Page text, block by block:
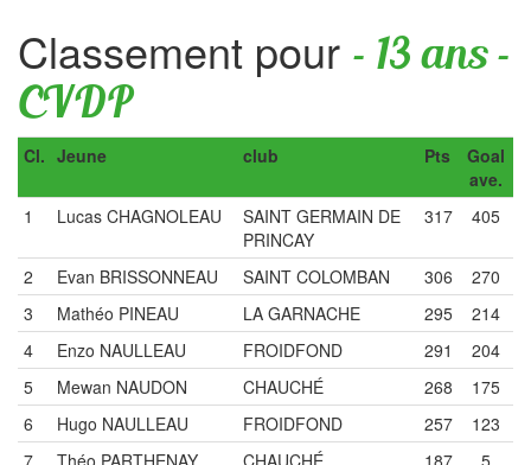
Classement pour - 13 ans -
CVDP
Cl. Jeune club Pts
Goal
ave.
1
Lucas CHAGNOLEAU
SAINT GERMAIN DE
PRINCAY
317 405
2 Evan BRISSONNEAU SAINT COLOMBAN 306
270
3
Mathéo PINEAU LA GARNACHE 295
214
4
Enzo NAULLEAU FROIDFOND 291
204
5
Mewan NAUDON CHAUCHÉ 268
175
6
Hugo NAULLEAU FROIDFOND 257
123